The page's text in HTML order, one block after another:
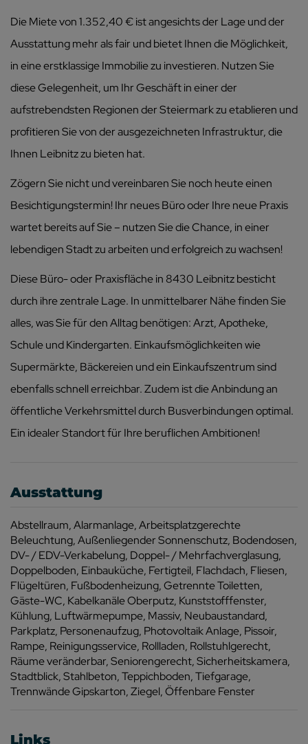
Die Miete von 1.352,40 € ist angesichts der Lage und der
Ausstattung mehr als fair und bietet Ihnen die Möglichkeit,
in eine erstklassige Immobilie zu investieren. Nutzen Sie
diese Gelegenheit, um Ihr Geschäft in einer der
aufstrebendsten Regionen der Steiermark zu etablieren und
profitieren Sie von der ausgezeichneten Infrastruktur, die
Ihnen Leibnitz zu bieten hat.
Zögern Sie nicht und vereinbaren Sie noch heute einen
Besichtigungstermin! Ihr neues Büro oder Ihre neue Praxis
wartet bereits auf Sie – nutzen Sie die Chance, in einer
lebendigen Stadt zu arbeiten und erfolgreich zu wachsen!
Diese Büro- oder Praxisfläche in 8430 Leibnitz besticht
durch ihre zentrale Lage. In unmittelbarer Nähe finden Sie
alles, was Sie für den Alltag benötigen: Arzt, Apotheke,
Schule und Kindergarten. Einkaufsmöglichkeiten wie
Supermärkte, Bäckereien und ein Einkaufszentrum sind
ebenfalls schnell erreichbar. Zudem ist die Anbindung an
öffentliche Verkehrsmittel durch Busverbindungen optimal.
Ein idealer Standort für Ihre beruflichen Ambitionen!
Ausstattung
Abstellraum Alarmanlage Arbeitsplatzgerechte
Beleuchtung Außenliegender Sonnenschutz Bodendosen
DV- / EDV-Verkabelung Doppel- / Mehrfachverglasung
Doppelboden Einbauküche Fertigteil Flachdach Fliesen
Flügeltüren Fußbodenheizung Getrennte Toiletten
Gäste-WC Kabelkanäle Oberputz Kunststofffenster
Kühlung Luftwärmepumpe Massiv Neubaustandard
Parkplatz Personenaufzug Photovoltaik Anlage Pissoir
Rampe Reinigungsservice Rollladen Rollstuhlgerecht
Räume veränderbar Seniorengerecht Sicherheitskamera
Stadtblick Stahlbeton Teppichboden Tiefgarage
Trennwände Gipskarton Ziegel Öffenbare Fenster
Links